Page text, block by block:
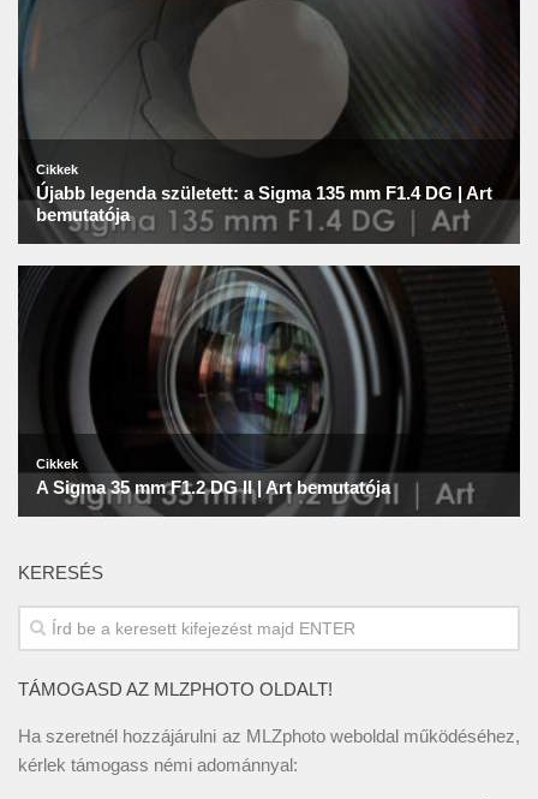
KERESÉS
TÁMOGASD AZ MLZPHOTO OLDALT!
Ha szeretnél hozzájárulni az MLZphoto weboldal működéséhez,
kérlek támogass némi adománnyal: